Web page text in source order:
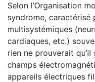
Selon l’Organisation
syndrome, caractérisé
multisystémiques
cardiaques, etc.)
rien ne prouverait qu’il
champs
appareils électriques